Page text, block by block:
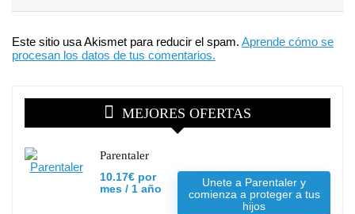
Este sitio usa Akismet para reducir el spam. Aprende cómo se
procesan los datos de tus comentarios.
MEJORES OFERTAS
Parentaler
10.17€ por
mes / 1 año
Unete a Parentaler y
comienza a proteger a tus
hijos